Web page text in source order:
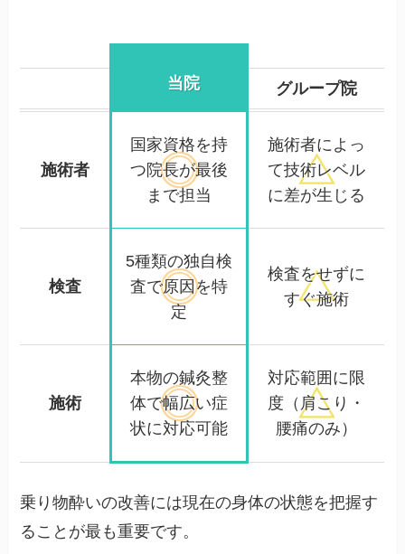
当院 グループ院
施術者
国家資格を持
つ院長が最後
まで担当
施術者によっ
て技術レベル
に差が生じる
検査
5種類の独自検
査で原因を特
定
検査をせずに
すぐ施術
施術
本物の鍼灸整
体で幅広い症
状に対応可能
対応範囲に限
度 （肩こり・
腰痛のみ）
乗り物酔いの改善には現在の身体の状態を把握す
ることが最も重要です。